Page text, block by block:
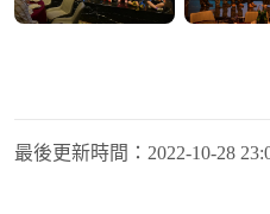
最後更新時間： 2022-10-28